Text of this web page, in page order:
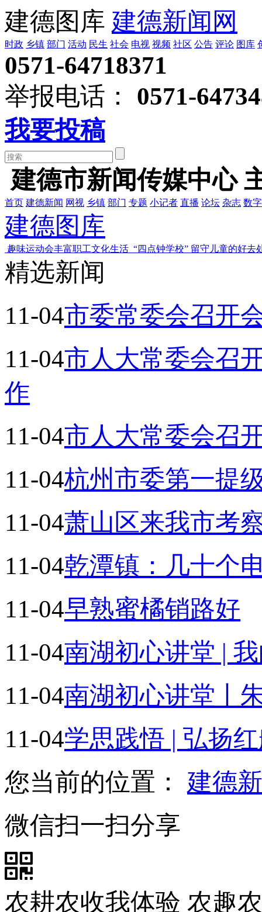
建德图库 建德新闻网
时政 乡镇 部门 活动 民生 社会 电视 视频 社区 公告 评论 图库
0571-64718371
举报电话：
0571-
我要投稿
建德市新闻传媒中心
首页 建德新闻 网视 乡镇 部门 专题 小记者 直播 论坛 杂志 数
建德图库
趣味运动会丰富职工文化生活 “四点钟学校” 留守儿童的好去
精选新闻
11-04市委常委会召开
11-04市人大常委会召
作
11-04市人大常委会召
11-04杭州市委第一提
11-04萧山区来我市考
11-04乾潭镇：几十个
11-04早熟蜜橘销路好
11-04南湖初心讲堂 |
11-04南湖初心讲堂丨
11-04学思践悟 | 弘扬
您当前的位置： 建德
微信扫一扫分享
农耕农收我体验 农趣